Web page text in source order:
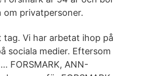
om privatpersoner.
Vi har arbetat ihop på
sociala medier. Eftersom
FORSMARK, ANN-